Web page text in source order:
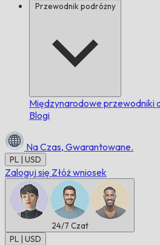
Przewodnik podróżny
Międzynarodowe przewodniki
Blogi
Na Czas, Gwarantowane.
PL | USD
Zaloguj się Złóż wniosek
24/7 Czat
PL | USD